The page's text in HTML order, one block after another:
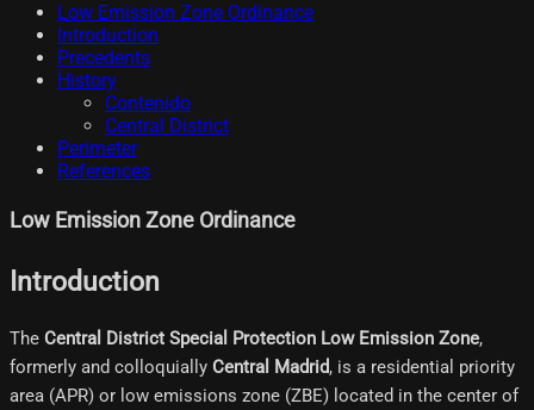
Low Emission Zone Ordinance
Introduction
Precedents
History
Contenido
Central District
Perimeter
References
Low Emission Zone Ordinance
Introduction
The Central District Special Protection Low Emission Zone,
formerly and colloquially Central Madrid, is a residential priority
area (APR) or low emissions zone (ZBE) located in the center of